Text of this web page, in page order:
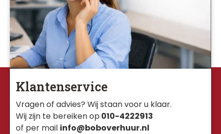
Klantenservice
Vragen of advies? Wij staan voor u klaar.
Wij zijn te bereiken op 010-4222913
of per mail info@boboverhuur.nl